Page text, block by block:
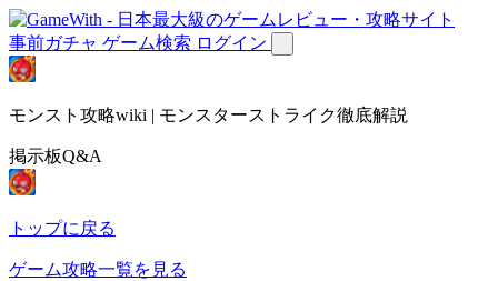
事前ガチャ ゲーム検索 ログイン
モンスト攻略wiki | モンスターストライク徹底解説
掲示板Q&A
トップに戻る
ゲーム攻略一覧を見る